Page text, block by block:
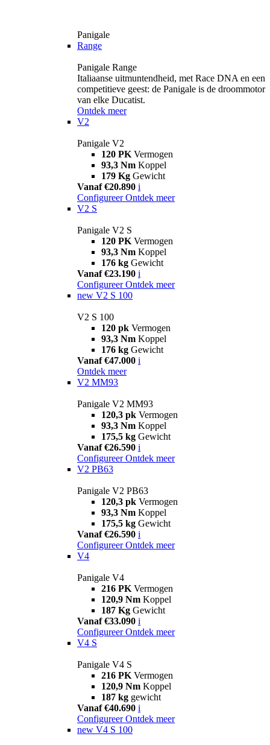
Panigale
Range
Panigale Range
Italiaanse uitmuntendheid, met Race DNA en een
competitieve geest: de Panigale is de droommotor
van elke Ducatist.
Ontdek meer
V2
Panigale V2
120 PK Vermogen
93,3 Nm Koppel
179 Kg Gewicht
Vanaf €20.890 i
Configureer Ontdek meer
V2 S
Panigale V2 S
120 PK Vermogen
93,3 Nm Koppel
176 kg Gewicht
Vanaf €23.190 i
Configureer Ontdek meer
new V2 S 100
V2 S 100
120 pk Vermogen
93,3 Nm Koppel
176 kg Gewicht
Vanaf €47.000 i
Ontdek meer
V2 MM93
Panigale V2 MM93
120,3 pk Vermogen
93,3 Nm Koppel
175,5 kg Gewicht
Vanaf €26.590 i
Configureer Ontdek meer
V2 PB63
Panigale V2 PB63
120,3 pk Vermogen
93,3 Nm Koppel
175,5 kg Gewicht
Vanaf €26.590 i
Configureer Ontdek meer
V4
Panigale V4
216 PK Vermogen
120,9 Nm Koppel
187 Kg Gewicht
Vanaf €33.090 i
Configureer Ontdek meer
V4 S
Panigale V4 S
216 PK Vermogen
120,9 Nm Koppel
187 kg gewicht
Vanaf €40.690 i
Configureer Ontdek meer
new V4 S 100